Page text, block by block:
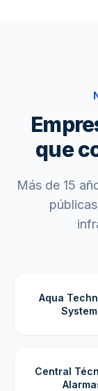
que
Más de 15
Aqua
Central